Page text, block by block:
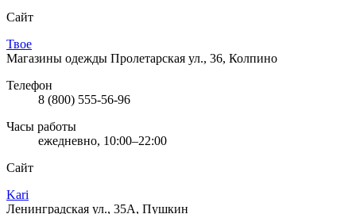
Сайт
Твое
Магазины одежды Пролетарская ул., 36, Колпино
Телефон
8 (800) 555-56-96
Часы работы
ежедневно, 10:00–22:00
Сайт
Kari
Ленинградская ул., 35А, Пушкин